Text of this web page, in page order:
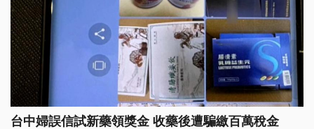
台中婦誤信試新藥領獎金 收藥後遭騙繳百萬稅金